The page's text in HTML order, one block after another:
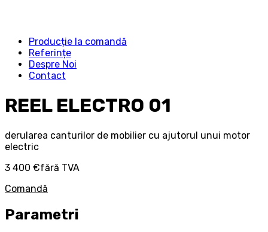
Producție la comandă
Referințe
Despre Noi
Contact
REEL ELECTRO 01
derularea canturilor de mobilier cu ajutorul unui motor
electric
3 400 €fără TVA
Comandă
Parametri